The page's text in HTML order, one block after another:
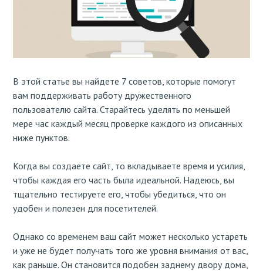
В этой статье вы найдете 7 советов, которые помогут
вам поддерживать работу дружественного
пользователю сайта. Старайтесь уделять по меньшей
мере час каждый месяц проверке каждого из описанных
ниже пунктов.
Когда вы создаете сайт, то вкладываете время и усилия,
чтобы каждая его часть была идеальной. Надеюсь, вы
тщательно тестируете его, чтобы убедиться, что он
удобен и полезен для посетителей.
Однако со временем ваш сайт может несколько устареть
и уже не будет получать того же уровня внимания от вас,
как раньше. Он становится подобен заднему двору дома,